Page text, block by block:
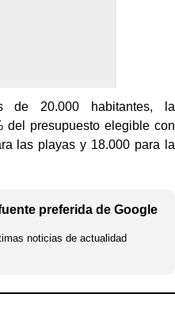
de 20.000 habitantes, la
del presupuesto elegible con
las playas y 18.000 para la
preferida de Google
noticias de actualidad